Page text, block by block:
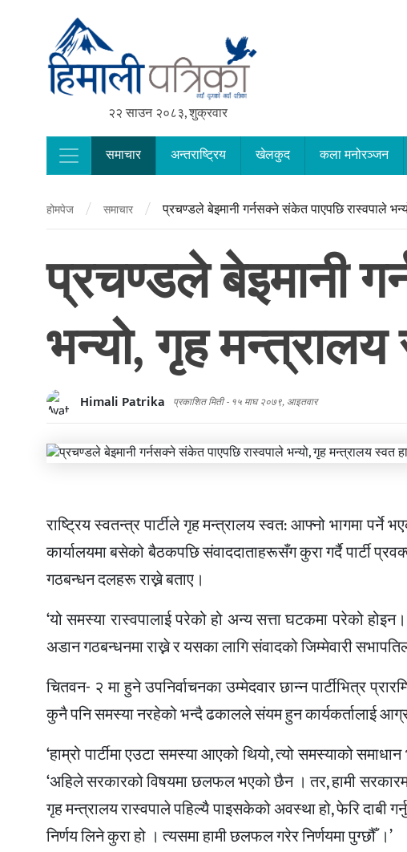
२२ साउन २०८३, शुक्रवार
Main Navigation
समाचार अन्तराष्ट्रिय खेलकुद कला मनोरञ्जन
होमपेज / समाचार / प्रचण्डले बेइमानी गर्नसक्ने संकेत पाएपछि रास्वपाले
प्रचण्डले बेइमानी
भन्यो, गृह मन्त्रालय
Himali Patrika प्रकाशित मिती - १५ माघ २०७९, आइतवार
राष्ट्रिय स्वतन्त्र पार्टीले गृह मन्त्रालय स्वत: आफ्नो भागमा
कार्यालयमा बसेको बैठकपछि संवाददाताहरूसँग कुरा गर्दै पार्टी
गठबन्धन दलहरू राख्ने बताए।
‘यो समस्या रास्वपालाई परेको हो अन्य सत्ता घटकमा परेको
अडान गठबन्धनमा राख्ने र यसका लागि संवादको जिम्मेवारी
चितवन- २ मा हुने उपनिर्वाचनका उम्मेदवार छान्न पार्टीभित्र
कुनै पनि समस्या नरहेको भन्दै ढकालले संयम हुन कार्यकर्तालाई
‘हाम्रो पार्टीमा एउटा समस्या आएको थियो, त्यो समस्याको
‘अहिले सरकारको विषयमा छलफल भएको छैन । तर, हामी
गृह मन्त्रालय रास्वपाले पहिल्यै पाइसकेको अवस्था हो, फेरि दाबी
निर्णय लिने कुरा हो । त्यसमा हामी छलफल गरेर निर्णयमा पुग्छौँ ।’